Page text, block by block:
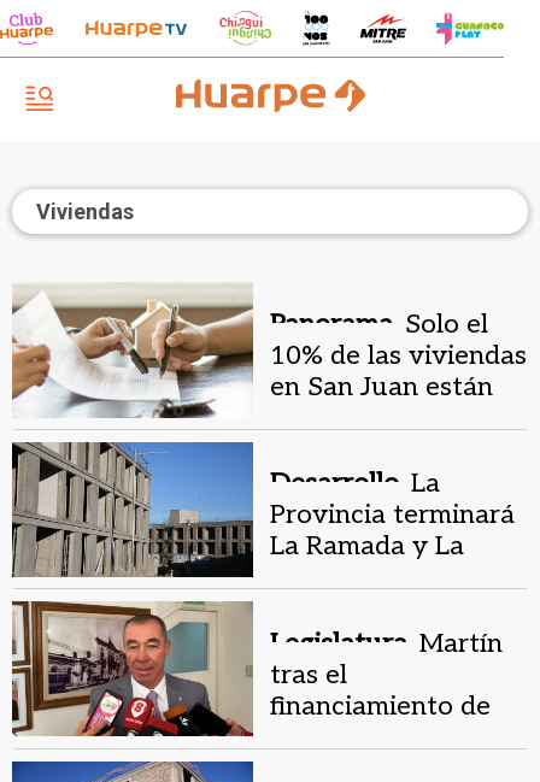
Viviendas
Panorama. Solo el
10% de las viviendas
en San Juan están
Desarrollo. La
Provincia terminará
La Ramada y La
Legislatura. Martín
tras el
financiamiento de